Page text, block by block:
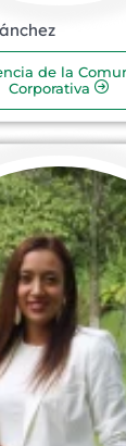
de la
Corporativa